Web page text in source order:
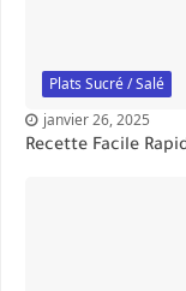
Plats Sucré / Salé
janvier 26, 2025
Recette Facile